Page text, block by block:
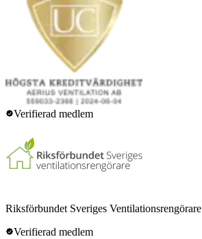
Verifierad medlem
Riksförbundet Sveriges Ventilationsrengörare
Verifierad medlem